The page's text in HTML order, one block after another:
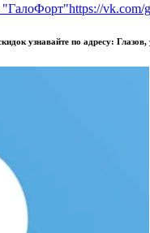
"ГалоФорт"https://vk.com/
узнавайте по адресу: